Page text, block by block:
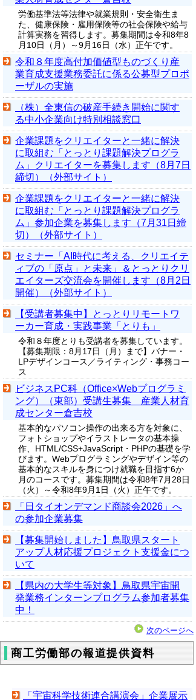
労働基準法等法律や就業規則・安全衛生ま
た、健康保険・雇用保険等の社会保険や給与
計算実務を習得します。募集期間は令和8年8
月10日（月）～9月16日（水）正午です。
令和８年度高付加価値型ものづくり産
業育成支援業務委託に係る公募型プロポ
ーザルの実施
（株）全東信の破産手続き開始に関す
る中小企業向け特別相談窓口
企業課題をクリエイターと一緒に解決
に取組む「とっとり課題解決プログラ
ム」クリエイターを募集します（8月7日
締切）（外部サイト）
企業課題をクリエイターと一緒に解決
に取組む「とっとり課題解決プログラ
ム」参加企業を募集します（7月31日締
切）（外部サイト）
セミナー「AI時代に考える、クリエイテ
ィブの「原点」と未来」＆とっとりクリ
エイターズ交流会を開催します（8月2日
開催）（外部サイト）
【受講者募集中】とっとりリモートワ
ーカー育成・実践事業「とりも」
令和８年度とりも受講者を募集しています。
【募集期限：8月17日（月）まで】バナー・
LPデザインコース／ライティング・事務コー
ス
ビジネスPC科（Office×Webプログラミ
ング）（東部）受講生募集 産業人材育
成センター倉吉校
基本的なパソコン操作の出来る方を対象に、
フォトショップやイラストレータの基本操
作、HTML/CSS+JavaScript・PHPの基礎を学
びます。Webプログラミングやデザイン等の
基本的なスキルを身につけ就職を目指す6か
月のコースです。募集期間は令和8年7月28日
（火）～令和8年9月1日（火）正午です。
「日タイオンデマンド商談会2026」へ
の参加企業募集
【募集開始しました】鳥取県スタート
アップ人材応援プロジェクト支援金につ
いて
【県内の大学生等対象】鳥取県宇宙開
発業務インターンプログラム参加者募集
中！
次のページへ
商工労働部の報道提供資料
「宇宙科学技術連合講演会」企業展示